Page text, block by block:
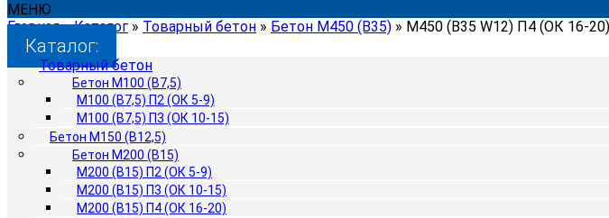
МЕНЮ
Главная»Каталог » Товарный бетон » Бетон М450 (B35) » М450 (B35 W12) П4 (ОК 16-20)
Каталог:
Товарный бетон
Бетон М100 (B7,5)
М100 (B7,5) П2 (ОК 5-9)
М100 (B7,5) П3 (ОК 10-15)
Бетон М150 (B12,5)
Бетон М200 (B15)
М200 (B15) П2 (ОК 5-9)
М200 (B15) П3 (ОК 10-15)
М200 (B15) П4 (ОК 16-20)